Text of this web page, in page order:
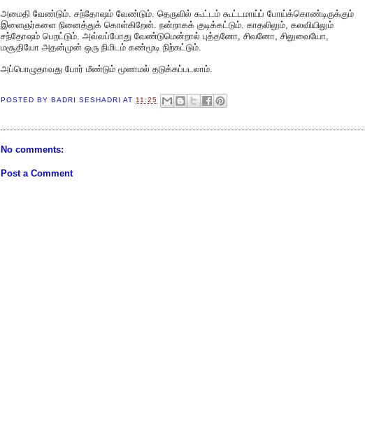
அமைதி வேண்டும். சந்தோஷம் வேண்டும். தெருவில் கூட்டம் கூட்டமாய்ப் போய்க்கொண்டிருக்கும்
இளைஞர்களை நினைத்துக் கொள்கிறேன். நன்றாகக் குடிக்கட்டும். காதலிலும், கலவியிலும்
சந்தோஷம் பெறட்டும். அவ்வப்போது வேண்டுமென்றால் புத்தனோ, சிவனோ, சிலுவையோ,
மசூதியோ அதன்முன் ஒரு நிமிடம் கண்மூடி நிற்கட்டும்.
அப்பொழுதாவது போர் மீண்டும் மூளாமல் தடுக்கப்படலாம்.
POSTED BY BADRI SESHADRI AT11:25
No comments:
Post a Comment